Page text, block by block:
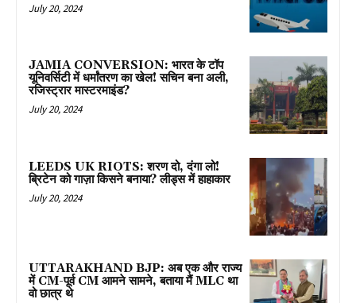
July 20, 2024
JAMIA CONVERSION: भारत के टॉप
यूनिवर्सिटी में धर्मांतरण का खेल! सचिन बना अली,
रजिस्ट्रार मास्टरमाइंड?
July 20, 2024
LEEDS UK RIOTS: शरण दो, दंगा लो!
ब्रिटेन को गाज़ा किसने बनाया? लीड्स में हाहाकार
July 20, 2024
UTTARAKHAND BJP: अब एक और राज्य
में CM-पूर्व CM आमने सामने, बताया मैं MLC था
वो छात्र थे